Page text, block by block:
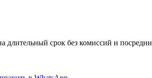
срок без комиссий и